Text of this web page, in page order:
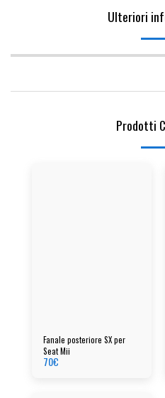
Ulteriori
Prodotti
Fanale posteriore SX per
Seat Mii
70€